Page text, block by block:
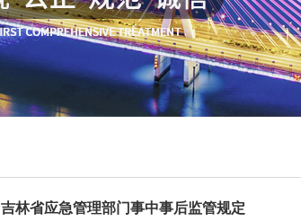
吉林省应急管理部门事中事后监管规定